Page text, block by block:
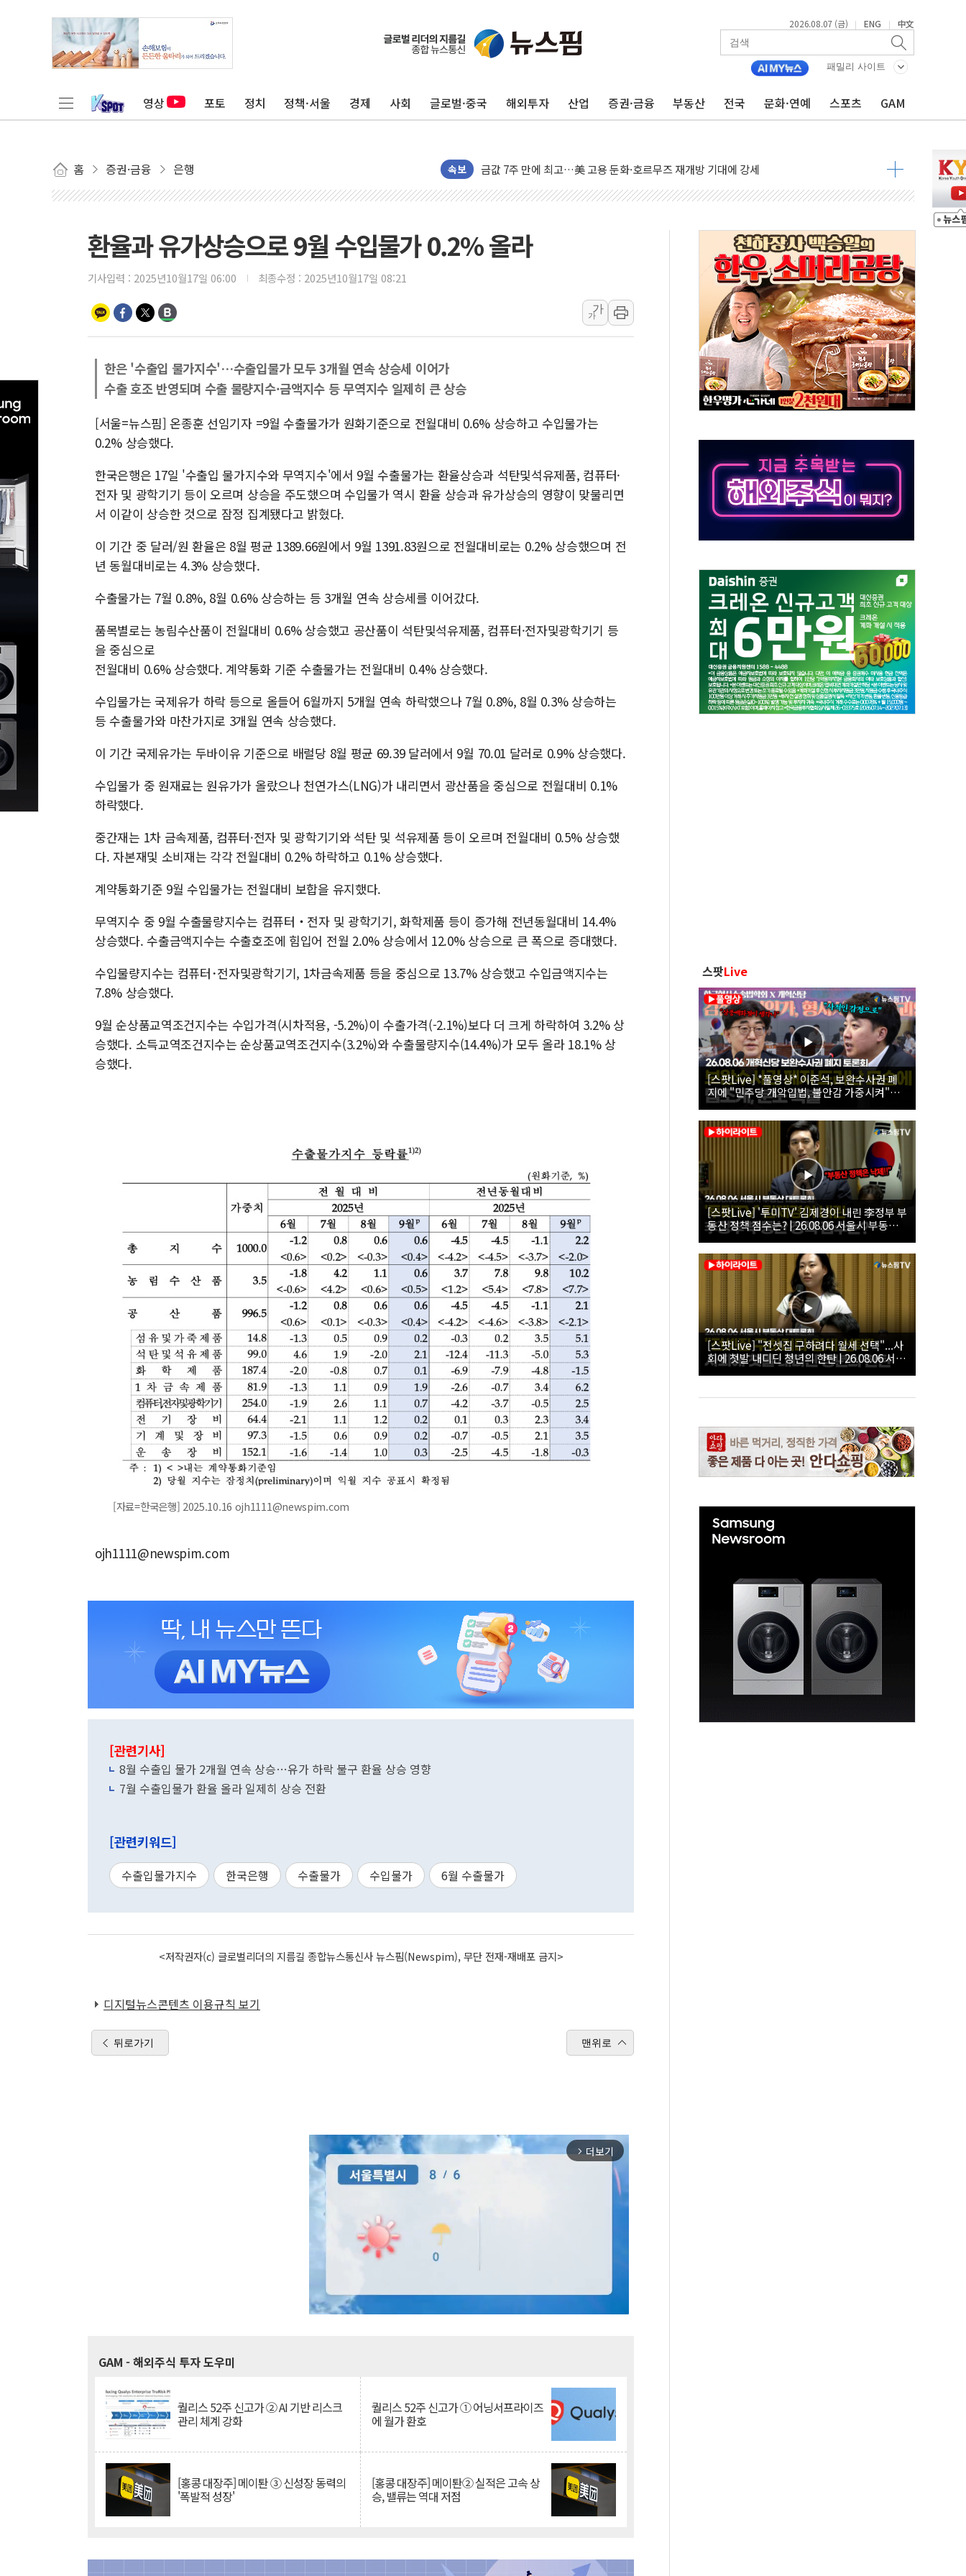
2026.08.07 (금) | ENG | 中文
패밀리 사이트
영상 포토 정치 정책·서울 경제 사회 글로벌·중국 해외투자 산업 증권·금융 부동산 전국 문화·연예 스포츠 GAM
홈 증권·금융 은행 속보
리투아니아 국방 "러, 우크라 드론으로 나토 회원국 공격 검토… 거짓 깃발 작전"
구광모, 내주 실리콘밸리서 젠슨 황 재회…로봇·AI 데이터센터·모빌리티 구체화
김정관 장관 "영업이익 N% 성과급 반대…상법·자본시장법 개정 논의"
뉴욕증시 프리뷰, 미 주가선물 AI주 차익실현 속 혼조세...웨스턴디지털·샌디스크↓
금값 7주 만에 최고…美 고용 둔화·호르무즈 재개방 기대에 강세
[인도증시] 중동 긴장 완화에 실적 호조까지, 상승...호실적 보고 기업 상승세 뚜렷
[베트남 증시] 지수 하락 속 'DGC' 임시 주총 기대감에 홀로 상한가…마진 잔액은 사상 최고
'월가의 황제' 다이먼 "금융시장 레버리지 위험수위…숨은 차입이 더 큰 변수"
양주 섬유염색공장서 화재 1명 중상…대응 1단계 진압 중
김정관 산업부 장관 "주 52시간 손봐야, 경쟁상대 中과 비교해야"
해군 1함대 창설 80주년…지역과 함께하는 '선봉'의 대민 봉사
[3보] 북, 원산서 동해로 단거리 탄도미사일 1발 발사… 올해 10번째·42일 만 도발
우크라 드론 전술, 중남미 콜롬비아에 새 안보 위기… 반군·마약카르텔이 습득해 전투 활용
주한미군 "오산기지 누출, 백린 아닌 무해한 표면 부식 물질"
구미 폐염산처리업체서 불 2시간30여분만에 진화...외국인 노동자 숨져
환율과 유가상승으로 9월 수입물가 0.2% 올라
기사입력 : 2025년10월17일 06:00 최종수정 : 2025년10월17일 08:21
가
가
한은 '수출입 물가지수'…수출입물가 모두 3개월 연속 상승세 이어가
수출 호조 반영되며 수출 물량지수·금액지수 등 무역지수 일제히 큰 상승
[서울=뉴스핌] 온종훈 선임기자 =9월 수출물가가 원화기준으로 전월대비 0.6% 상승하고 수입물가는
0.2% 상승했다.
한국은행은 17일 '수출입 물가지수와 무역지수'에서 9월 수출물가는 환율상승과 석탄및석유제품, 컴퓨터·
전자 및 광학기기 등이 오르며 상승을 주도했으며 수입물가 역시 환율 상승과 유가상승의 영향이 맞물리면
서 이같이 상승한 것으로 잠정 집계됐다고 밝혔다.
이 기간 중 달러/원 환율은 8월 평균 1389.66원에서 9월 1391.83원으로 전월대비로는 0.2% 상승했으며 전
년 동월대비로는 4.3% 상승했다.
수출물가는 7월 0.8%, 8월 0.6% 상승하는 등 3개월 연속 상승세를 이어갔다.
품목별로는 농림수산품이 전월대비 0.6% 상승했고 공산품이 석탄및석유제품, 컴퓨터·전자및광학기기 등
을 중심으로
전월대비 0.6% 상승했다. 계약통화 기준 수출물가는 전월대비 0.4% 상승했다.
수입물가는 국제유가 하락 등으로 올들어 6월까지 5개월 연속 하락했으나 7월 0.8%, 8월 0.3% 상승하는
등 수출물가와 마찬가지로 3개월 연속 상승했다.
이 기간 국제유가는 두바이유 기준으로 배럴당 8월 평균 69.39 달러에서 9월 70.01 달러로 0.9% 상승했다.
수입물가 중 원재료는 원유가가 올랐으나 천연가스(LNG)가 내리면서 광산품을 중심으로 전월대비 0.1%
하락했다.
중간재는 1차 금속제품, 컴퓨터·전자 및 광학기기와 석탄 및 석유제품 등이 오르며 전월대비 0.5% 상승했
다. 자본재및 소비재는 각각 전월대비 0.2% 하락하고 0.1% 상승했다.
계약통화기준 9월 수입물가는 전월대비 보합을 유지했다.
무역지수 중 9월 수출물량지수는 컴퓨터‧전자 및 광학기기, 화학제품 등이 증가해 전년동월대비 14.4%
상승했다. 수출금액지수는 수출호조에 힘입어 전월 2.0% 상승에서 12.0% 상승으로 큰 폭으로 증대했다.
수입물량지수는 컴퓨터･전자및광학기기, 1차금속제품 등을 중심으로 13.7% 상승했고 수입금액지수는
7.8% 상승했다.
9월 순상품교역조건지수는 수입가격(시차적용, -5.2%)이 수출가격(-2.1%)보다 더 크게 하락하여 3.2% 상
승했다. 소득교역조건지수는 순상품교역조건지수(3.2%)와 수출물량지수(14.4%)가 모두 올라 18.1% 상
승했다.
[자료=한국은행] 2025.10.16 ojh1111@newspim.com
ojh1111@newspim.com
[관련기사]
8월 수출입 물가 2개월 연속 상승…유가 하락 불구 환율 상승 영향
7월 수출입물가 환율 올라 일제히 상승 전환
[관련키워드]
수출입물가지수 한국은행 수출물가 수입물가 6월 수출물가
<저작권자(c) 글로벌리더의 지름길 종합뉴스통신사 뉴스핌(Newspim), 무단 전재-재배포 금지>
디지털뉴스콘텐츠 이용규칙 보기
뒤로가기 맨위로
arrow_forward_ios 더보기
GAM - 해외주식 투자 도우미
퀄리스 52주 신고가 ② AI 기반 리스크
관리 체계 강화
퀄리스 52주 신고가 ① 어닝서프라이즈
에 월가 환호
[홍콩 대장주] 메이퇀 ③ 신성장 동력의
'폭발적 성장'
[홍콩 대장주] 메이퇀② 실적은 고속 상
승, 밸류는 역대 저점
스팟Live
[스팟Live] *풀영상* 이준석, 보완수사권 폐
지에 "민주당 개악입법, 불안감 가중시켜"｜
26.08.06 개혁신당 보완수사권 폐지 토론회
[스팟Live] '투미TV' 김제경이 내린 李정부 부
동산 정책 점수는? | 26.08.06 서울시 부동산
대토론회
[스팟Live] "전셋집 구하려다 월세 선택"...사
회에 첫발 내디딘 청년의 한탄 | 26.08.06 서울
시 부동산 대토론회